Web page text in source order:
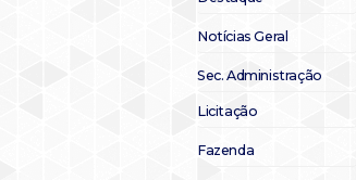
Notícias Geral
Sec. Administração
Licitação
Fazenda